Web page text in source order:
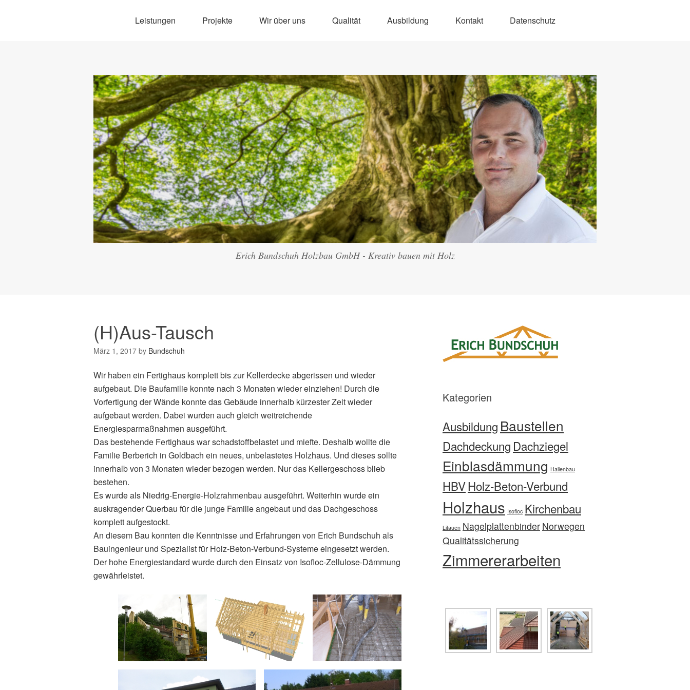
Leistungen Projekte Wir über uns Qualität Ausbildung Kontakt Datenschutz
Erich Bundschuh Holzbau GmbH - Kreativ bauen mit Holz
(H)Aus-Tausch
März 1, 2017 by Bundschuh
Wir haben ein Fertighaus komplett bis zur Kellerdecke abgerissen und wieder
aufgebaut. Die Baufamilie konnte nach 3 Monaten wieder einziehen! Durch die
Vorfertigung der Wände konnte das Gebäude innerhalb kürzester Zeit wieder
aufgebaut werden. Dabei wurden auch gleich weitreichende
Energiesparmaßnahmen ausgeführt.
Das bestehende Fertighaus war schadstoffbelastet und miefte. Deshalb wollte die
Familie Berberich in Goldbach ein neues, unbelastetes Holzhaus. Und dieses sollte
innerhalb von 3 Monaten wieder bezogen werden. Nur das Kellergeschoss blieb
bestehen.
Es wurde als Niedrig-Energie-Holzrahmenbau ausgeführt. Weiterhin wurde ein
auskragender Querbau für die junge Familie angebaut und das Dachgeschoss
komplett aufgestockt.
An diesem Bau konnten die Kenntnisse und Erfahrungen von Erich Bundschuh als
Bauingenieur und Spezialist für Holz-Beton-Verbund-Systeme eingesetzt werden.
Der hohe Energiestandard wurde durch den Einsatz von Isofloc-Zellulose-Dämmung
gewährleistet.
Kategorien
Ausbildung Baustellen
Dachdeckung Dachziegel
Einblasdämmung Hallenbau
HBVHolz-Beton-Verbund
Holzhaus Isofloc Kirchenbau
Litauen Nagelplattenbinder Norwegen
Qualitätssicherung
Zimmererarbeiten